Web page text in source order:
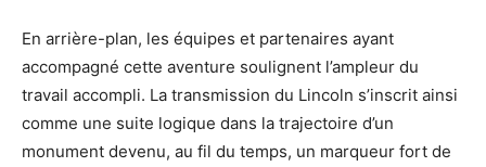
En arrière-plan, les équipes et partenaires ayant
accompagné cette aventure soulignent l’ampleur du
travail accompli. La transmission du Lincoln s’inscrit ainsi
comme une suite logique dans la trajectoire d’un
monument devenu, au fil du temps, un marqueur fort de